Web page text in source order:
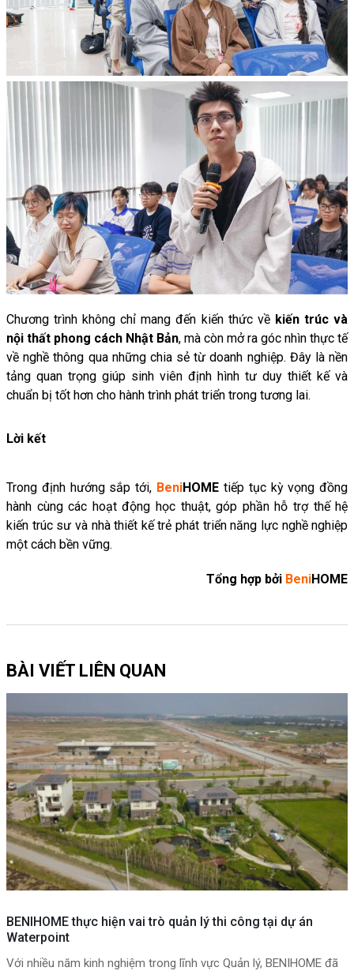
Chươngtrìnhkhôngchỉmangđến kiến thức về kiến trúcvà
nội thất phong cách Nhật Bản, mà còn mởra góc nhìn thực tế
vềnghềthông qua những chia sẻtừdoanh nghiệp. Đây lànền
tảng quan trọng giúp sinh viên định hình tư duy thiết kế và
chuẩn bị tốt hơn cho hành trình phát triển trong tương lai.
Lời kết
Trong định hướng sắptới, BeniHOME tiếp tục kỳvọngđồng
hành cùngcác hoạtđộng học thuật,góp phầnhỗ trợ thếhệ
kiến trúc sư và nhàthiết kếtrẻ phát triểnnăng lực nghềnghiệp
một cách bền vững.
Tổng hợp bởi BeniHOME
BÀI VIẾT LIÊN QUAN
BENIHOME thực hiện vai trò quản lý thi công tại dự án
Waterpoint
Với nhiều năm kinh nghiệm trong lĩnh vực Quản lý, BENIHOME đã